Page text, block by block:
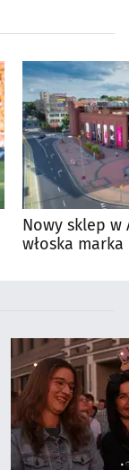
Nowy sklep w
włoska